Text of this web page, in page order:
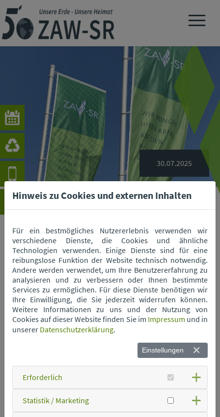
Navigation
30.07.2025
Neue Öffnungszeiten am
Kompostwerk
Zum 01. August sind wir am Kompostwerk Aiterhofen zu
veränderten Öffnungszeiten für Sie da!
Die Anlage ist dann von Montag bis Freitag durchgehend
Hinweis zu Cookies und externen Inhalten
Für ein bestmögliches Nutzererlebnis verwenden wir
verschiedene Dienste, die Cookies und ähnliche
Technologien verwenden. Einige Dienste sind für eine
reibungslose Funktion der Website technisch notwendig.
Andere werden verwendet, um Ihre Benutzererfahrung zu
analysieren und zu verbessern oder Ihnen bestimmte
Services zu ermöglichen. Für diese Dienste benötigen wir
Ihre Einwilligung, die Sie jederzeit widerrufen können.
Weitere Informationen zu uns und der Nutzung von
Cookies auf dieser Website finden Sie im Impressum und in
unserer Datenschutzerklärung.
Einstellungen
Erforderlich
Statistik / Marketing